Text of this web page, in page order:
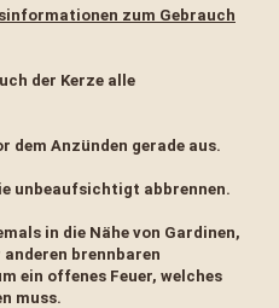
zum Gebrauch
der Kerze alle
dem Anzünden gerade aus.
unbeaufsichtigt abbrennen.
in die Nähe von Gardinen,
brennbaren
ein offenes Feuer, welches
muss.